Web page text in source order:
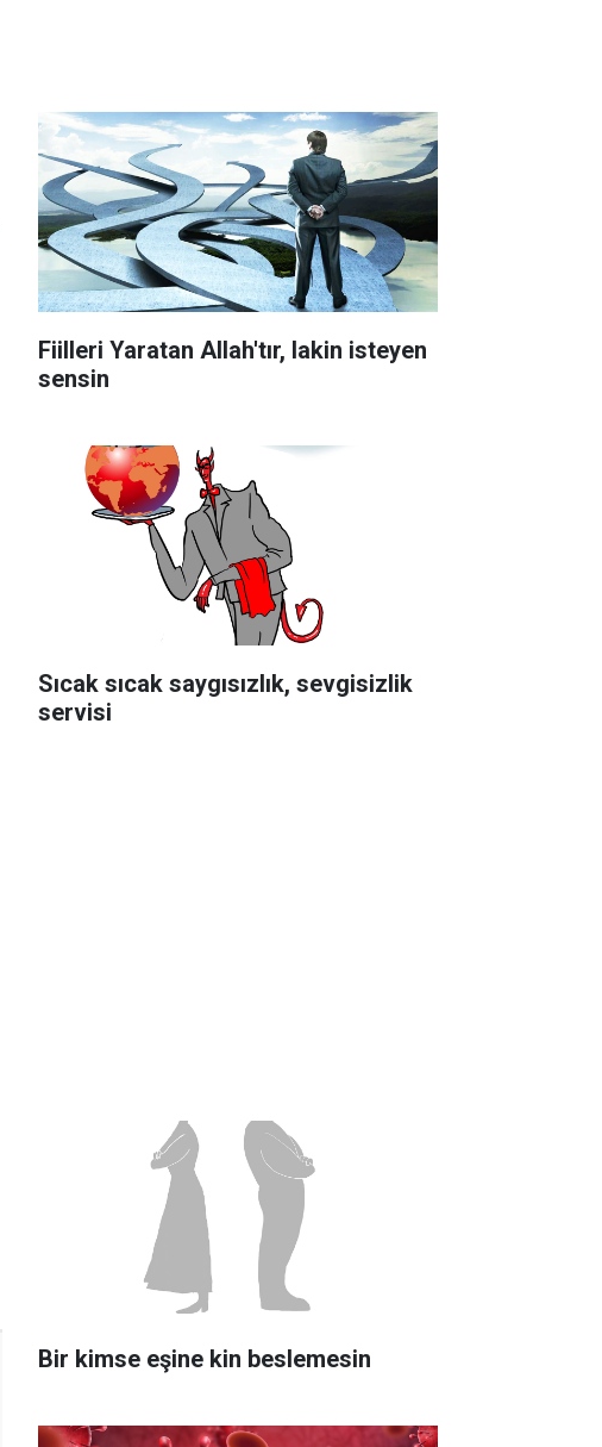
Fiilleri Yaratan Allah'tır, lakin isteyen
sensin
Sıcak sıcak saygısızlık, sevgisizlik
servisi
Bir kimse eşine kin beslemesin